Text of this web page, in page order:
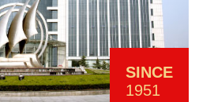
SINCE
1951